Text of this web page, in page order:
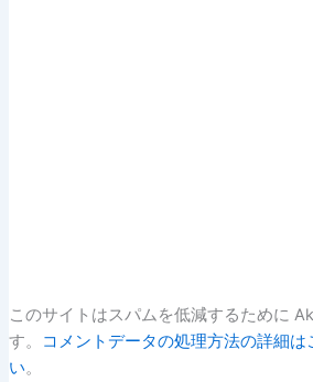
このサイトはスパムを低減するために
す。
コメントデータの処理方法の詳細は
い。